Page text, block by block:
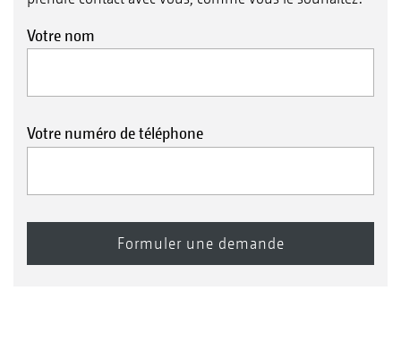
Votre nom
Votre numéro de téléphone